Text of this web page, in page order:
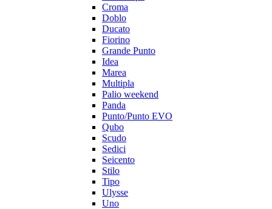
Croma
Doblo
Ducato
Fiorino
Grande Punto
Idea
Marea
Multipla
Palio weekend
Panda
Punto/Punto EVO
Qubo
Scudo
Sedici
Seicento
Stilo
Tipo
Ulysse
Uno